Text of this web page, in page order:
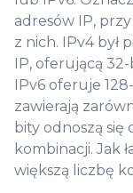
adresów IP,
z nich. IPv4 był
IP, oferującą 32-
IPv6 oferuje
zawierają
bity odnoszą
kombinacji. Jak
większą liczbę